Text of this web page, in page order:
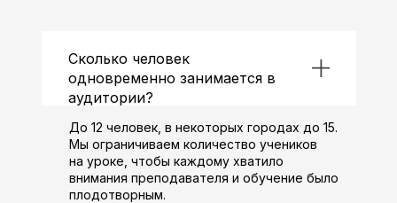
Сколько человек
одновременно занимается в
аудитории?
До 12 человек, в некоторых городах до 15.
Мы ограничиваем количество учеников
на уроке, чтобы каждому хватило
внимания преподавателя и обучение было
плодотворным.